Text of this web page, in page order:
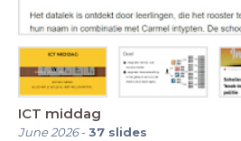
ICT middag
June 2026-37 slides